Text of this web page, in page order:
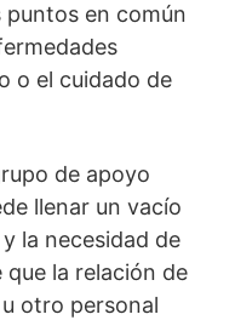
puntos en común
o el cuidado de
de apoyo
llenar un vacío
la necesidad de
que la relación de
otro personal